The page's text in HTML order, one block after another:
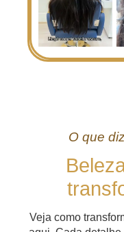
O que
Veja como